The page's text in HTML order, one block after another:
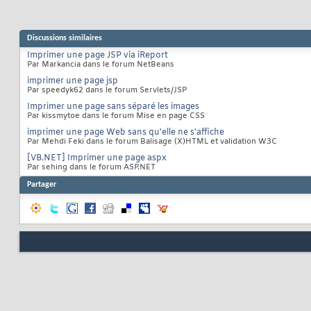
Discussions similaires
Imprimer une page JSP via iReport
Par Markancia dans le forum NetBeans
imprimer une page jsp
Par speedyk62 dans le forum Servlets/JSP
Imprimer une page sans séparé les images
Par kissmytoe dans le forum Mise en page CSS
imprimer une page Web sans qu'elle ne s'affiche
Par Mehdi Feki dans le forum Balisage (X)HTML et validation W3C
[VB.NET] Imprimer une page aspx
Par sehing dans le forum ASP.NET
Partager